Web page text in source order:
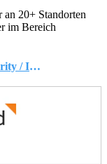
20+ Standorten
im Bereich
Werkstudent*in (all gender) IT Security / Informationssicherheit